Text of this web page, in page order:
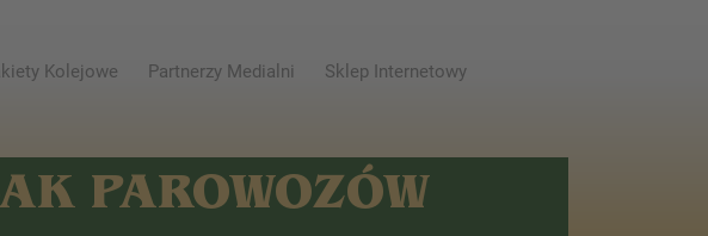
Kolejowe Partnerzy Medialni Sklep Internetowy
PAROWOZÓW